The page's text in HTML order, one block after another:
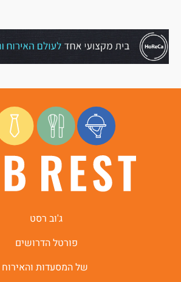
ג'וב רסט
פורטל הדרושים
של המסעדות והאירוח